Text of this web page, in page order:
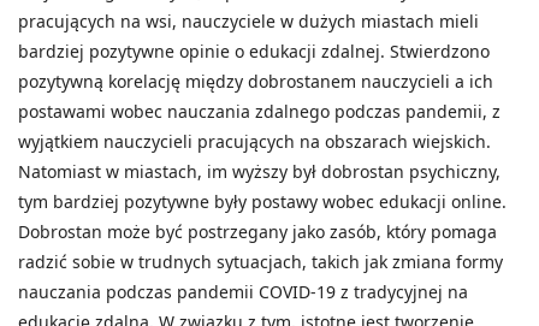
pracujących na wsi, nauczyciele w dużych miastach mieli
bardziej pozytywne opinie o edukacji zdalnej. Stwierdzono
pozytywną korelację między dobrostanem nauczycieli a ich
postawami wobec nauczania zdalnego podczas pandemii, z
wyjątkiem nauczycieli pracujących na obszarach wiejskich.
Natomiast w miastach, im wyższy był dobrostan psychiczny,
tym bardziej pozytywne były postawy wobec edukacji online.
Dobrostan może być postrzegany jako zasób, który pomaga
radzić sobie w trudnych sytuacjach, takich jak zmiana formy
nauczania podczas pandemii COVID-19 z tradycyjnej na